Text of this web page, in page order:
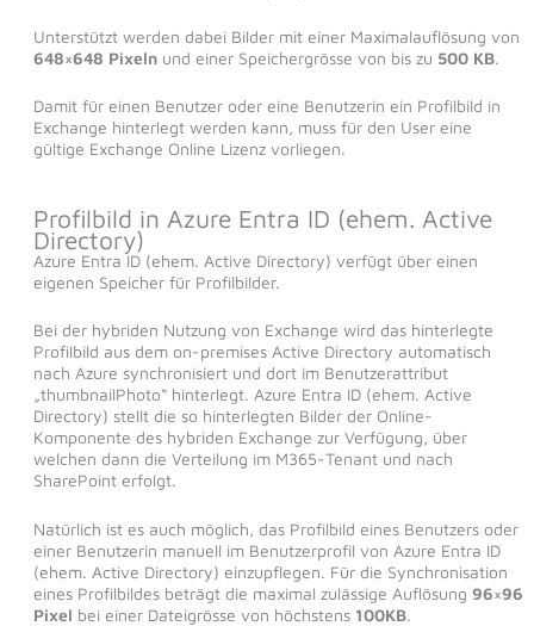
Unterstützt werden dabei Bilder mit einer Maximalauflösung von
648×648 Pixelnund einer Speichergrösse von bis zu 500 KB.
Damit für einen Benutzer oder eine Benutzerin ein Profilbild in
Exchange hinterlegt werden kann, muss für den User eine
gültige Exchange Online Lizenz vorliegen.
Profilbild in Azure Entra ID (ehem. Active
Directory)
Azure Entra ID (ehem. Active Directory) verfügt über einen
eigenen Speicher für Profilbilder.
Bei der hybriden Nutzung von Exchange wird das hinterlegte
Profilbild aus dem on-premises Active Directory automatisch
nach Azure synchronisiert und dort im Benutzerattribut
„thumbnailPhoto“ hinterlegt. Azure Entra ID (ehem. Active
Directory) stellt die so hinterlegten Bilder der Online-
Komponente des hybriden Exchange zur Verfügung, über
welchen dann die Verteilung im M365-Tenant und nach
SharePoint erfolgt.
Natürlich ist es auch möglich, das Profilbild eines Benutzers oder
einer Benutzerin manuell im Benutzerprofil von Azure Entra ID
(ehem. Active Directory) einzupflegen. Für die Synchronisation
eines Profilbildes beträgt die maximal zulässige Auflösung 96×96
Pixel bei einer Dateigrösse von höchstens 100KB.